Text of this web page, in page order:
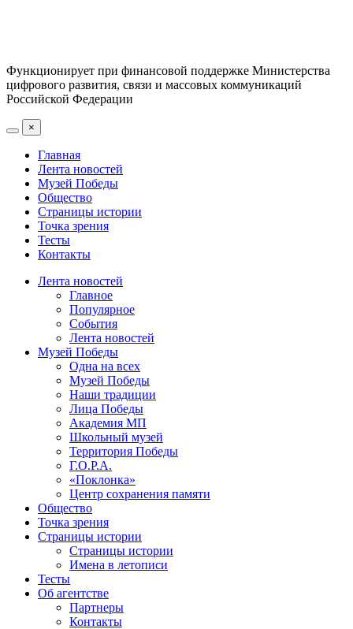
Функционирует при финансовой поддержке Министерства
цифрового развития, связи и массовых коммуникаций
Российской Федерации
×
Главная
Лента новостей
Музей Победы
Общество
Страницы истории
Точка зрения
Тесты
Контакты
Лента новостей
Главное
Популярное
События
Лента новостей
Музей Победы
Одна на всех
Музей Победы
Наши традиции
Лица Победы
Академия МП
Школьный музей
Территория Победы
Г.О.Р.А.
«Поклонка»
Центр сохранения памяти
Общество
Точка зрения
Страницы истории
Страницы истории
Имена в летописи
Тесты
Об агентстве
Партнеры
Контакты